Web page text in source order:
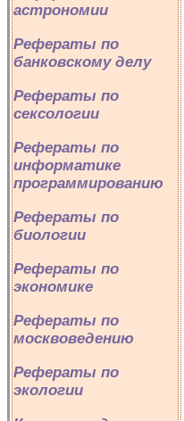
астрономии
Рефераты по
банковскому делу
Рефераты по
сексологии
Рефераты по
информатике
программированию
Рефераты по
биологии
Рефераты по
экономике
Рефераты по
москвоведению
Рефераты по
экологии